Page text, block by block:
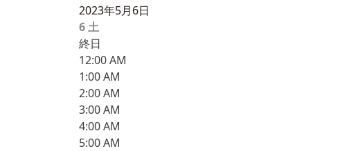
2023年5月6日
6土
終日
12:00 AM
1:00 AM
2:00 AM
3:00 AM
4:00 AM
5:00 AM